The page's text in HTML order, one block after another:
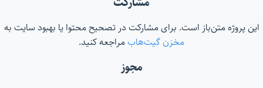
این پروژه متن‌باز است. برای مشارکت در تصحیح محتوا یا بهبود سایت به
مخزن گیت‌هابمراجعه کنید.
مجوز